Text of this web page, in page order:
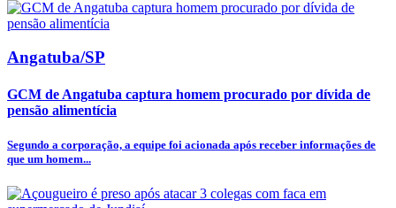
Angatuba/SP
GCM de Angatuba captura homem procurado por dívida de
pensão alimentícia
Segundo a corporação, a equipe foi acionada após receber informações de
que um homem...